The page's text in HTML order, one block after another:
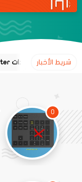
شريط الأخبار
0